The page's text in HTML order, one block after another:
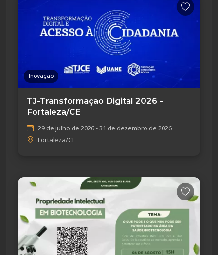
Inovação
TJ-Transformação Digital 2026 -
Fortaleza/CE
29 de julho de 2026 - 31 de dezembro de 2026
Fortaleza/CE